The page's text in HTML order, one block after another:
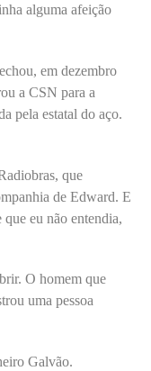
alguma afeição
em dezembro
a CSN para a
pela estatal do aço.
que
de Edward. E
eu não entendia,
O homem que
uma pessoa
Galvão.